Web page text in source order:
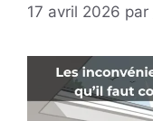
17 avril 2026 par